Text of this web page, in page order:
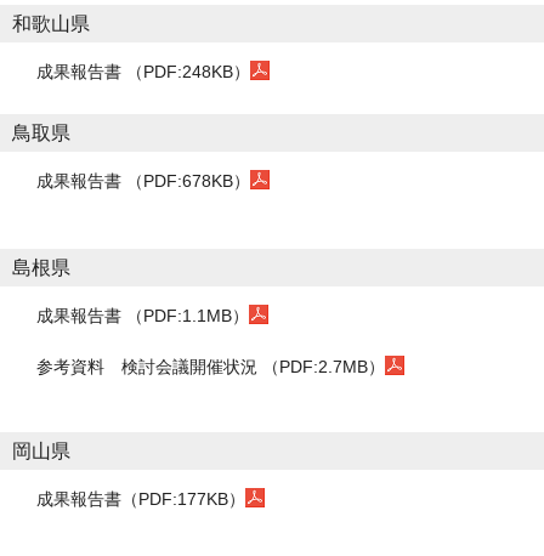
和歌山県
成果報告書 （PDF:248KB）
鳥取県
成果報告書 （PDF:678KB）
島根県
成果報告書 （PDF:1.1MB）
参考資料 検討会議開催状況 （PDF:2.7MB）
岡山県
成果報告書（PDF:177KB）